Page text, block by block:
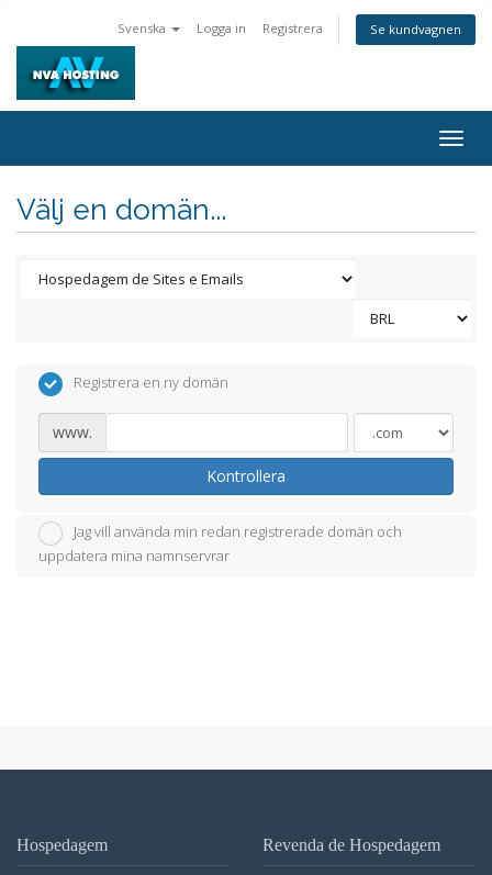
Svenska Logga in Registrera Se kundvagnen
Välj en domän...
Registrera en ny domän
www.
Kontrollera
Jag vill använda min redan registrerade domän och
uppdatera mina namnservrar
Hospedagem Revenda de Hospedagem